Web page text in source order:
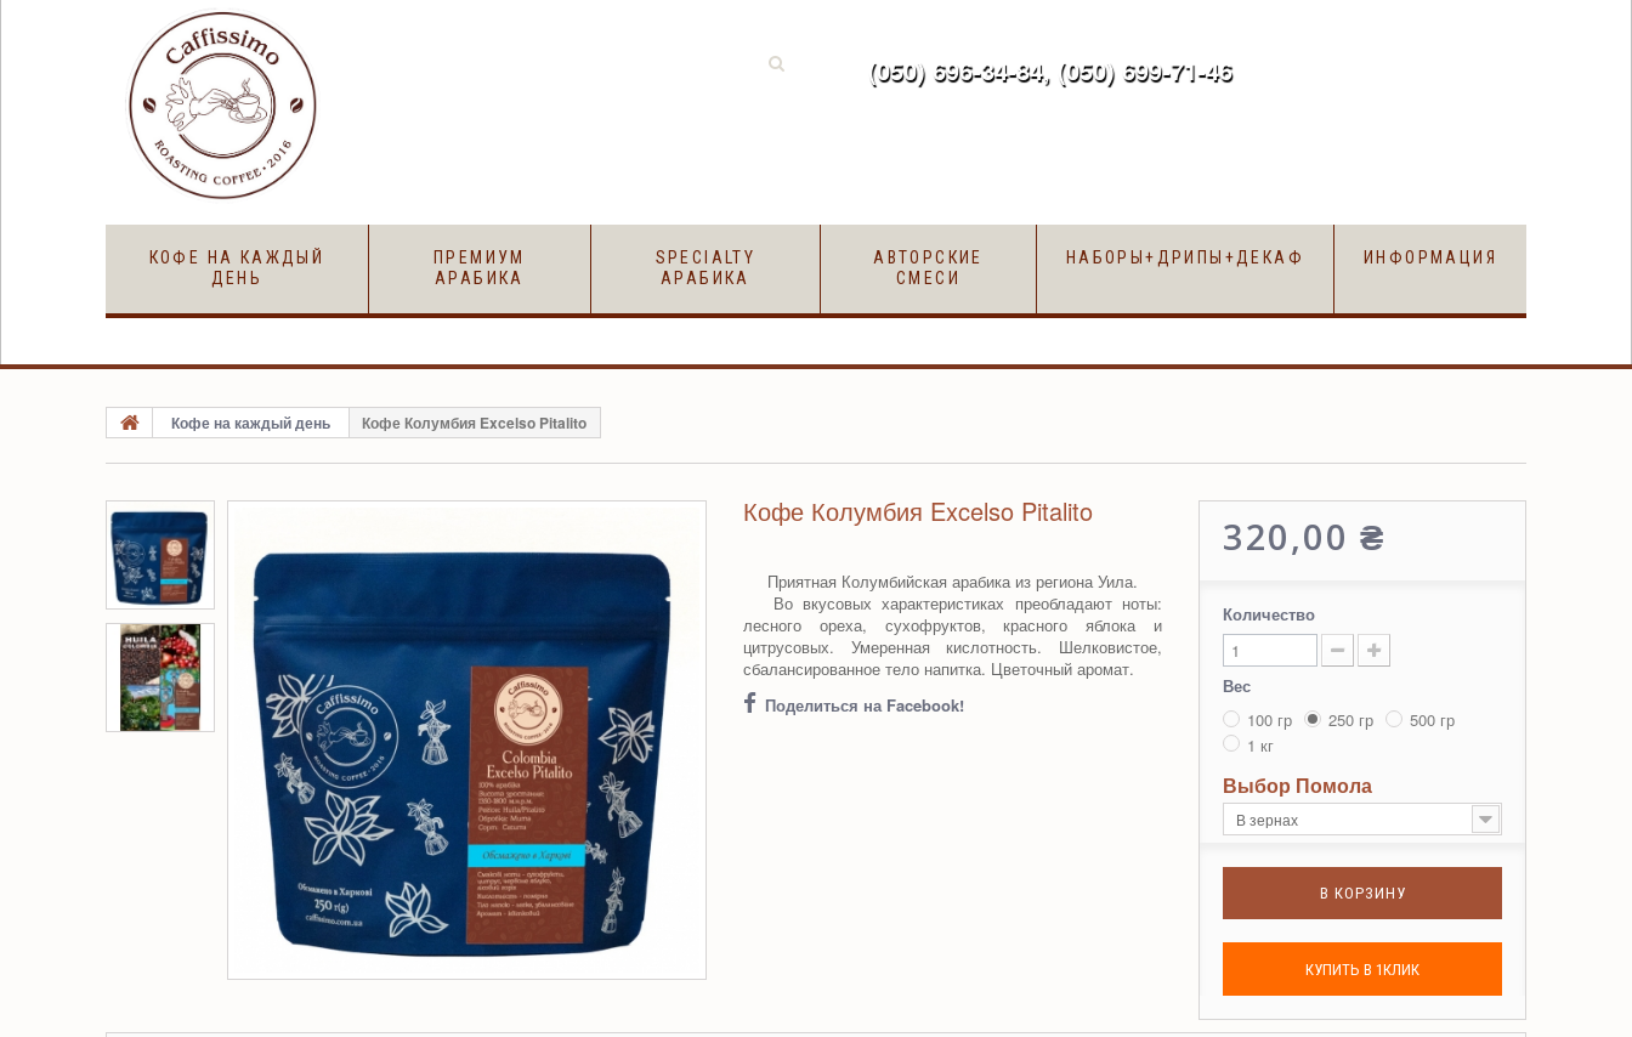
(050) 696-34-84, (050) 699-71-46
КОФЕ НА КАЖДЫЙ
ДЕНЬ
ПРЕМИУМ
АРАБИКА
SPECIALTY
АРАБИКА
АВТОРСКИЕ
СМЕСИ
НАБОРЫ+ДРИПЫ+ДЕКАФ ИНФОРМАЦИЯ
Кофе на каждый день Кофе Колумбия Excelso Pitalito
Кофе Колумбия Excelso Pitalito
Приятная Колумбийская арабика из региона Уила.
Во вкусовых характеристиках преобладают ноты:
лесного ореха, сухофруктов, красного яблока и
цитрусовых. Умеренная кислотность. Шелковистое,
сбалансированное тело напитка. Цветочный аромат.
Поделиться на Facebook!
320,00 ₴
Количество
Вес
100 гр
250 гр
500 гр
1 кг
Выбор Помола
В зернах
В КОРЗИНУ
КУПИТЬ В 1КЛИК